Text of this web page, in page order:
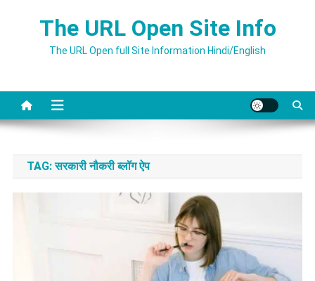
The URL Open Site Info
The URL Open full Site Information Hindi/English
TAG:सरकारी नौकरी ब्लॉग ऐप